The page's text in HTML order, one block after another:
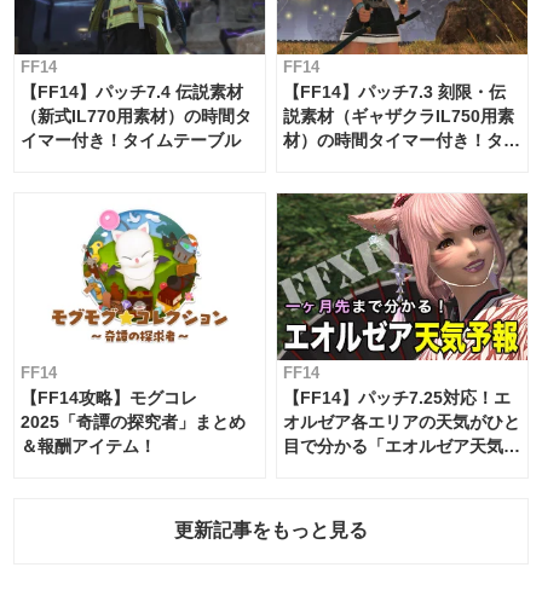
FF14
【FF14】パッチ7.4 伝説素材
（新式IL770用素材）の時間タ
イマー付き！タイムテーブル
FF14
【FF14】パッチ7.3 刻限・伝
説素材（ギャザクラIL750用素
材）の時間タイマー付き！タイ
FF14
【FF14攻略】モグコレ
2025「奇譚の探究者」まとめ
＆報酬アイテム！
FF14
【FF14】パッチ7.25対応！エ
オルゼア各エリアの天気がひと
目で分かる「エオルゼア天気予
更新記事をもっと見る